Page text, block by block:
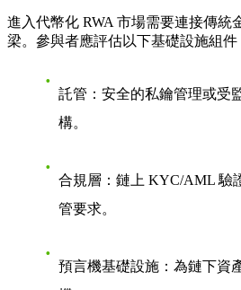
進入代幣化 RWA 市場需要連接傳統
梁。參與者應評估以下基礎設施組件
託管：安全的私鑰管理或受
構。
合規層：鏈上 KYC/AML 驗
管要求。
預言機基礎設施：為鏈下資